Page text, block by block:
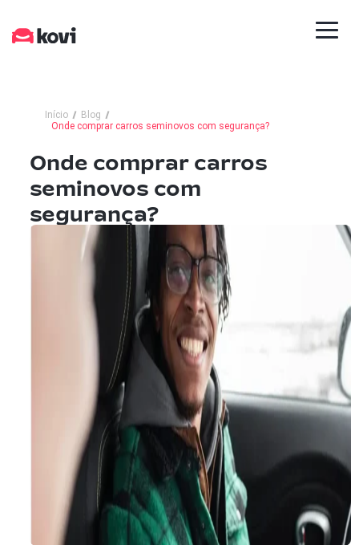
Início
Blog
Onde comprar carros seminovos com segurança?
Onde comprar carros
seminovos com
segurança?